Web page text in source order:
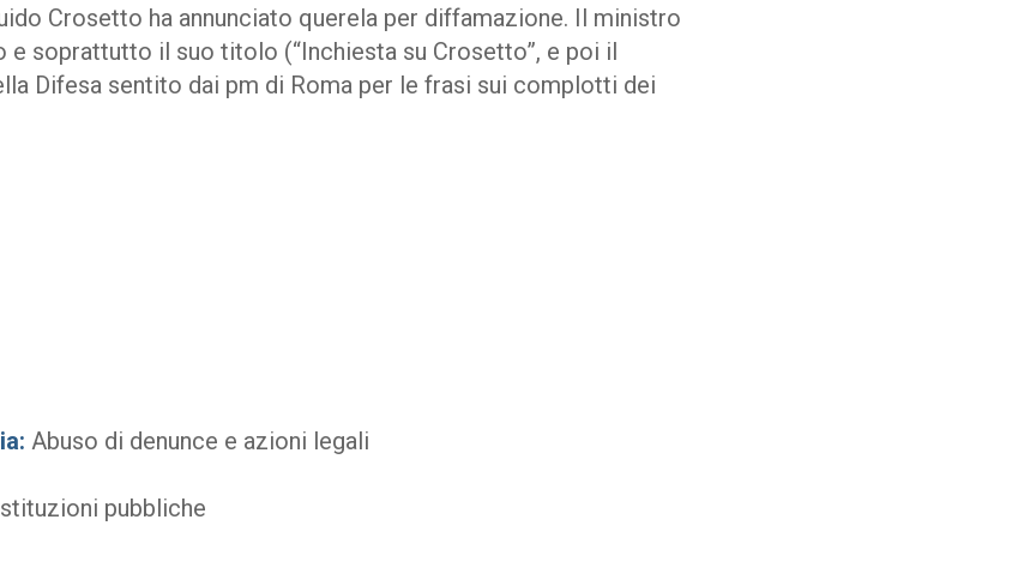
Crosetto ha annunciato querela per diffamazione. Il ministro
e soprattutto il suo titolo (“Inchiesta su Crosetto”, e poi il
Difesa sentito dai pm di Roma per le frasi sui complotti dei
Abuso di denunce e azioni legali
pubbliche